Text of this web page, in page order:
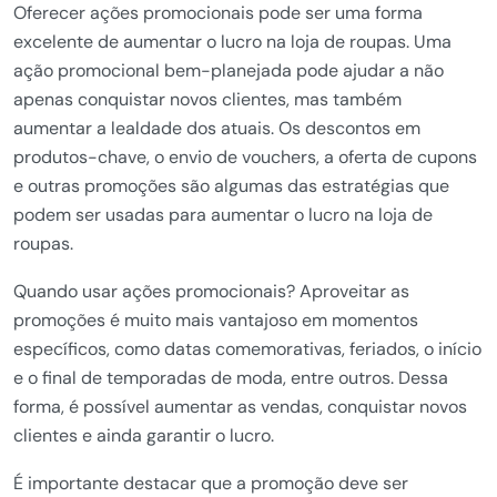
Oferecer ações promocionais pode ser uma forma
excelente de aumentar o lucro na loja de roupas. Uma
ação promocional bem-planejada pode ajudar a não
apenas conquistar novos clientes, mas também
aumentar a lealdade dos atuais. Os descontos em
produtos-chave, o envio de vouchers, a oferta de cupons
e outras promoções são algumas das estratégias que
podem ser usadas para aumentar o lucro na loja de
roupas.
Quando usar ações promocionais? Aproveitar as
promoções é muito mais vantajoso em momentos
específicos, como datas comemorativas, feriados, o início
e o final de temporadas de moda, entre outros. Dessa
forma, é possível aumentar as vendas, conquistar novos
clientes e ainda garantir o lucro.
É importante destacar que a promoção deve ser